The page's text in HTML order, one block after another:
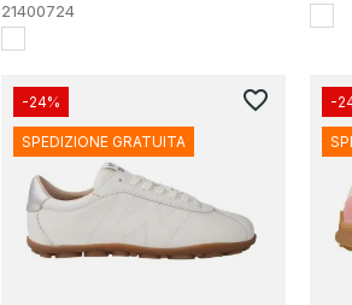
21400724
-24%
SPEDIZIONE GRATUITA
favorite_border -